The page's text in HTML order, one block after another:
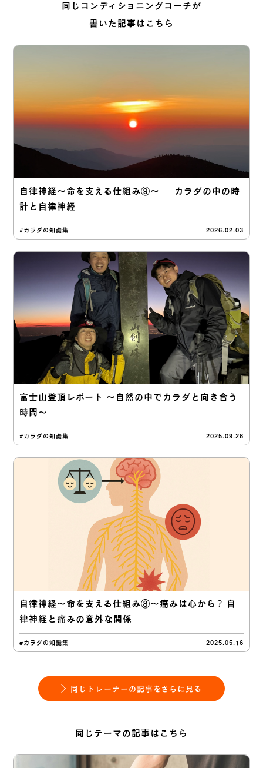
同じコンディショニングコーチが
書いた記事はこちら
自律神経〜命を支える仕組み⑨〜 カラダの中の時
計と自律神経
#カラダの知識集 2026.02.03
富士山登頂レポート 〜自然の中でカラダと向き合う
時間〜
#カラダの知識集 2025.09.26
自律神経〜命を支える仕組み⑧〜痛みは心から？ 自
律神経と痛みの意外な関係
#カラダの知識集 2025.05.16
同じトレーナーの記事をさらに見る
同じテーマの記事はこちら